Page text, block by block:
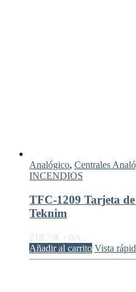
Analógico, Centrales
INCENDIOS
TFC-1209 Tarjeta
Teknim
218,75€ + IVA
Añadir al carrito Vista